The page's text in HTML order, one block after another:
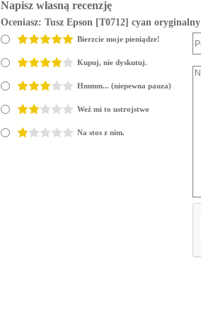
Napisz własną recenzję
Oceniasz: Tusz Epson [T0712] cyan oryginalny
Bierzcie moje pieniądze!
Kupuj, nie dyskutuj.
Hmmm... (niepewna pauza)
Weź mi to ustrojstwo
Na stos z nim.